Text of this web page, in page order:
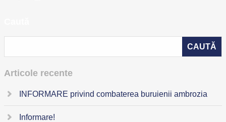
Articole recente
INFORMARE privind combaterea buruienii ambrozia
Informare!